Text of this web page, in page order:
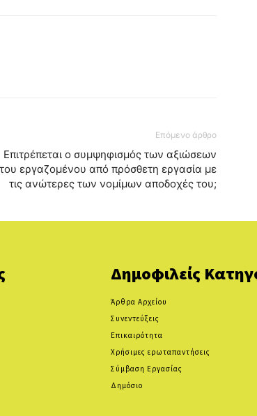
Επόμενο άρθρο
Επιτρέπεται ο συμψηφισμός των αξιώσεων
του εργαζομένου από πρόσθετη εργασία με
τις ανώτερες των νομίμων αποδοχές του;
Δημοφιλείς
Άρθρα Αρχείου
Συνεντεύξεις
Επικαιρότητα
Χρήσιμες ερωταπαντήσεις
Σύμβαση Εργασίας
Δημόσιο